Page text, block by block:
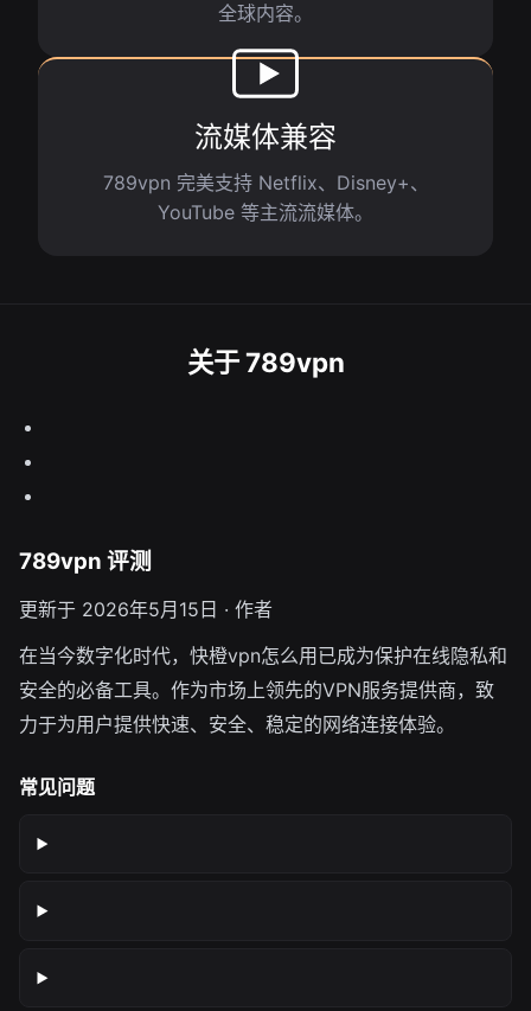
全球内容。
流媒体兼容
789vpn 完美支持 Netflix、Disney+、
YouTube 等主流流媒体。
关于 789vpn
789vpn 评测
更新于 2026年5月15日 · 作者
在当今数字化时代，快橙vpn怎么用已成为保护在线隐私和
安全的必备工具。作为市场上领先的VPN服务提供商，致
力于为用户提供快速、安全、稳定的网络连接体验。
常见问题